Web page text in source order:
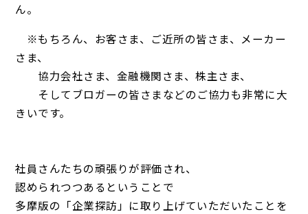
ん。
※もちろん、お客さま、ご近所の皆さま、メーカー
さま、
協力会社さま、金融機関さま、株主さま、
そしてブロガーの皆さまなどのご協力も非常に大
きいです。
社員さんたちの頑張りが評価され、
認められつつあるということで
多摩版の「企業探訪」に取り上げていただいたことを